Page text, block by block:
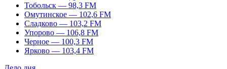
Тобольск — 98,3 FM
Омутинское — 102,6 FM
Сладково — 103,2 FM
Упорово — 106,8 FM
Черное — 100,3 FM
Ярково — 103,4 FM